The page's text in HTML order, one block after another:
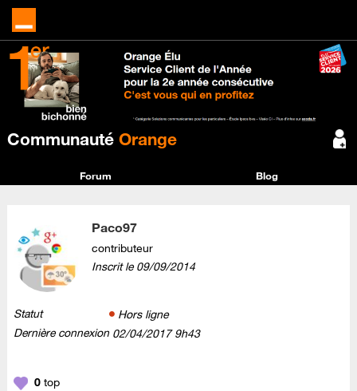
Communauté Orange
Forum Blog
Paco97
contributeur
Inscrit le‎09/09/2014
Statut
Hors ligne
Dernière connexion ‎02/04/2017 9h43
0 top